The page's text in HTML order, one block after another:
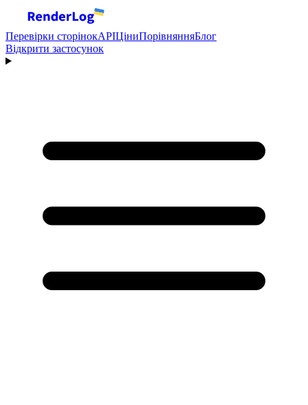
Перевірки сторінокAPIЦіниПорівнянняБлог
Відкрити застосунок